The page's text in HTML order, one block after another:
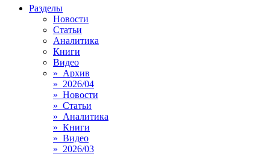
Разделы
Новости
Статьи
Аналитика
Книги
Видео
» Архив
» 2026/04
» Новости
» Статьи
» Аналитика
» Книги
» Видео
» 2026/03